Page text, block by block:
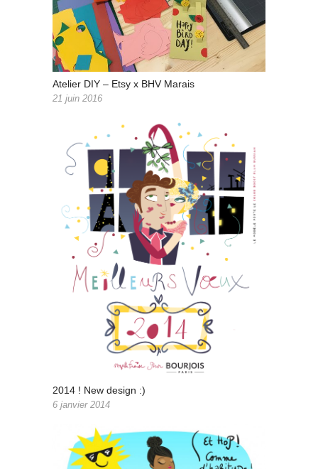
Atelier DIY – Etsy x BHV Marais
21 juin 2016
2014 ! New design :)
6 janvier 2014